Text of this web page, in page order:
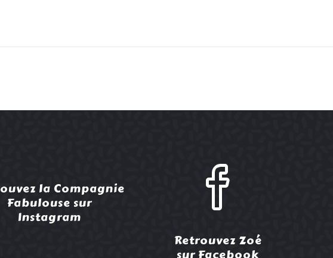
la Compagnie
Fabulouse sur
Instagram
Retrouvez Zoé